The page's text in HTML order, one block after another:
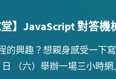
】JavaScript 對答機
的興趣？想親身感受一下寫
日 （六）舉辦一場三小時